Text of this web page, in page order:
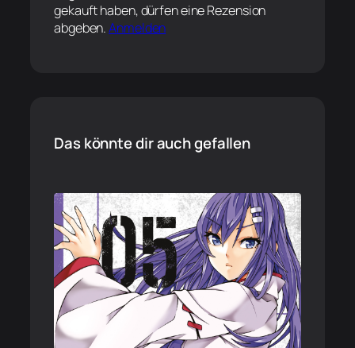
gekauft haben, dürfen eine Rezension
abgeben.Anmelden
Das könnte dir auch gefallen